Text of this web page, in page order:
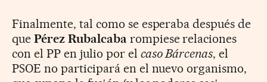
Finalmente, tal como se esperaba después de
que Pérez Rubalcaba rompiese relaciones
con el PP en julio por el caso Bárcenas, el
PSOE no participará en el nuevo organismo,